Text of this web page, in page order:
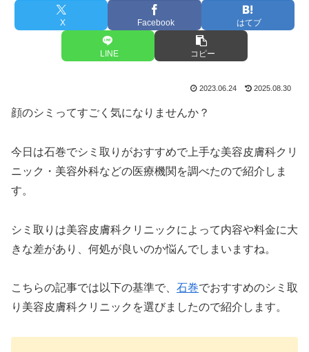
X Facebook はてブ
LINE コピー
2023.06.24 2025.08.30
顔のシミってすごく気になりませんか？
今日は石巻でシミ取りがおすすめで上手な美容皮膚科クリ
ニック・美容外科などの医療機関を調べたので紹介しま
す。
シミ取りは美容皮膚科クリニックによって内容や料金に大
きな差があり、何処が良いのか悩んでしまいますね。
こちらの記事では以下の基準で、 石巻でおすすめのシミ取
り美容皮膚科クリニックを選びましたので紹介します。